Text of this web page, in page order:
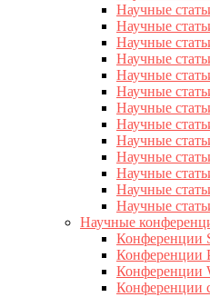
Научные
Научные
Научные
Научные
Научные
Научные
Научные
Научные
Научные
Научные
Научные
Научные
Научные
Научные
Конференции
Конференции
Конференции